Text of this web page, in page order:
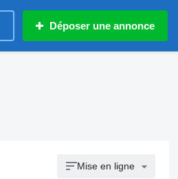
Déposer une annonce
Mise en ligne